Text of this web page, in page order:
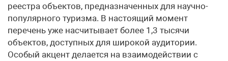
реестра объектов, предназначенных для научно-
популярного туризма. В настоящий момент
перечень уже насчитывает более 1,3 тысячи
объектов, доступных для широкой аудитории.
Особый акцент делается на взаимодействии с